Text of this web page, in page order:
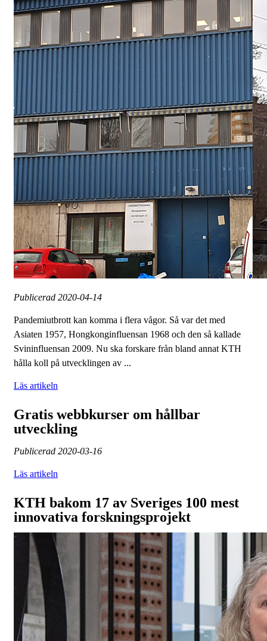
Publicerad 2020-04-14
Pandemiutbrott kan komma i flera vågor. Så var det med
Asiaten 1957, Hongkonginfluensan 1968 och den så kallade
Svininfluensan 2009. Nu ska forskare från bland annat KTH
hålla koll på utvecklingen av ...
Läs artikeln
Gratis webbkurser om hållbar
utveckling
Publicerad 2020-03-16
Läs artikeln
KTH bakom 17 av Sveriges 100 mest
innovativa forskningsprojekt